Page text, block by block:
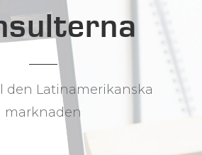
den Latinamerikanska
marknaden